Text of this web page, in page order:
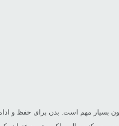
بسیار مهم است. بدن برای حفظ و